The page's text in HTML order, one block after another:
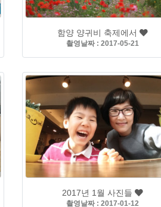
함양 양귀비 축제에서
촬영날짜 : 2017-05-21
2017년 1월 사진들
촬영날짜 : 2017-01-12